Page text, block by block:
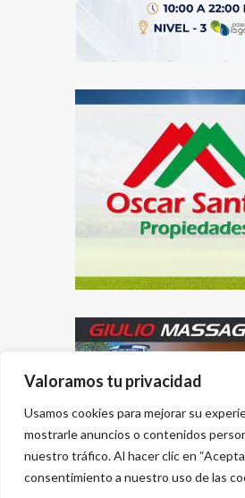
Valoramos tu privacidad
Usamos cookies para mejorar su
mostrarle anuncios o contenidos
nuestro tráfico. Al hacer clic en
consentimiento a nuestro uso de las